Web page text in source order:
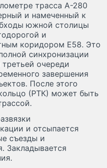
трасса А-280
и намеченный к
южной столицы
и
коридором Е58. Это
синхронизации
очереди
завершения
После этого
(РТК) может быть
и отсыпается
съезды и
Закладывается